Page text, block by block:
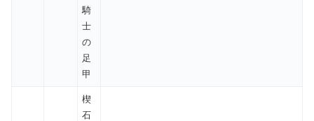
騎
士
の
足
甲
楔
石